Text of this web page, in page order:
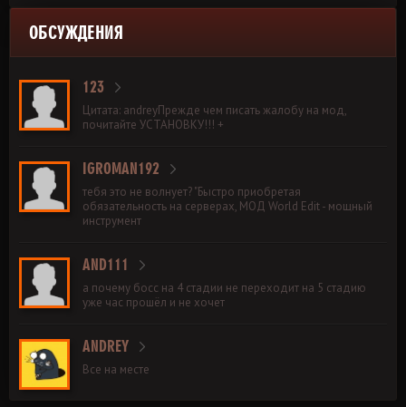
ОБСУЖДЕНИЯ
123
Цитата: andreyПрежде чем писать жалобу на мод,
почитайте УСТАНОВКУ!!! +
IGROMAN192
тебя это не волнует? "Быстро приобретая
обязательность на серверах, МОД World Edit - мощный
инструмент
AND111
а почему босс на 4 стадии не переходит на 5 стадию
уже час прошёл и не хочет
ANDREY
Все на месте